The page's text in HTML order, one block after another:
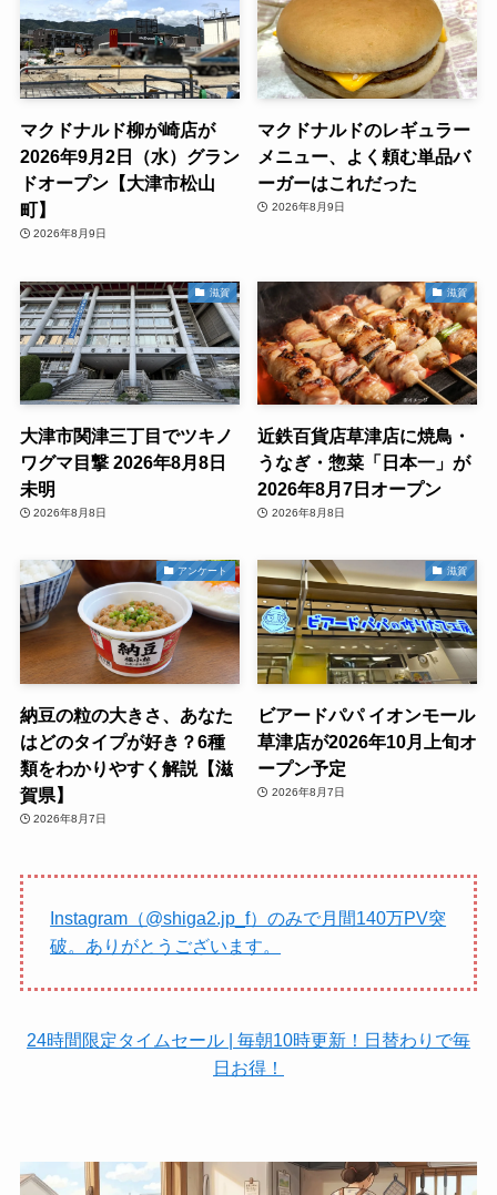
マクドナルド柳が崎店が
2026年9月2日（水）グラン
ドオープン【大津市松山
町】
2026年8月9日
マクドナルドのレギュラー
メニュー、よく頼む単品バ
ーガーはこれだった
2026年8月9日
滋賀
大津市関津三丁目でツキノ
ワグマ目撃 2026年8月8日
未明
2026年8月8日
滋賀
近鉄百貨店草津店に焼鳥・
うなぎ・惣菜「日本一」が
2026年8月7日オープン
2026年8月8日
アンケート
納豆の粒の大きさ、あなた
はどのタイプが好き？6種
類をわかりやすく解説【滋
賀県】
2026年8月7日
滋賀
ビアードパパ イオンモール
草津店が2026年10月上旬オ
ープン予定
2026年8月7日
Instagram（@shiga2.jp_f）のみで月間140万PV突
破。ありがとうございます。
24時間限定タイムセール | 毎朝10時更新！日替わりで毎
日お得！